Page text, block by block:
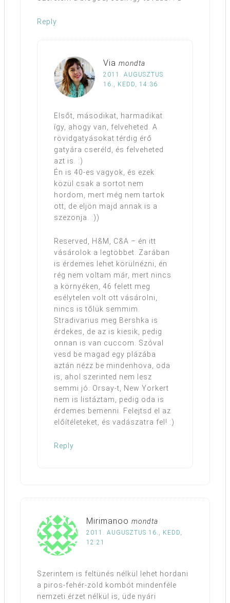
Reply
Via mondta
2011. AUGUSZTUS
16., KEDD, 14:36
Elsőt, másodikat, harmadikat
így, ahogy van, felveheted. A
rövidgatyásokat térdig érő
gatyára cseréld, és felveheted
azt is. :)
Én is 40-es vagyok, és ezek
közül csak a sortot nem
hordom, mert még nem tartok
ott, de eljön majd annak is a
szezonja. :))
Reserved, H&M, C&A – én itt
vásárolok a legtöbbet. Zarában
is érdemes lehet körülnézni, én
rég nem voltam már, mert nincs
a környéken, 46 felett meg
esélytelen volt ott vásárolni,
nincs is tőlük semmim.
Stradivarius meg Bershka is
érdekes, de az is kiesik, pedig
onnan is van cuccom. Szóval
vesd be magad egy plázába
aztán nézz be mindenhova, oda
is, ahol szerinted nem lesz
semmi jó. Orsay-t, New Yorkert
nem is listáztam, pedig oda is
érdemes bemenni. Felejtsd el az
előítéleteket, és vadászatra fel! :)
Reply
Mirimanoo mondta
2011. AUGUSZTUS 16., KEDD,
12:21
Szerintem is feltünés nélkül lehet hordani
a piros-fehér-zöld kombót mindenféle
nemzeti érzet nélkül is, üde nyári